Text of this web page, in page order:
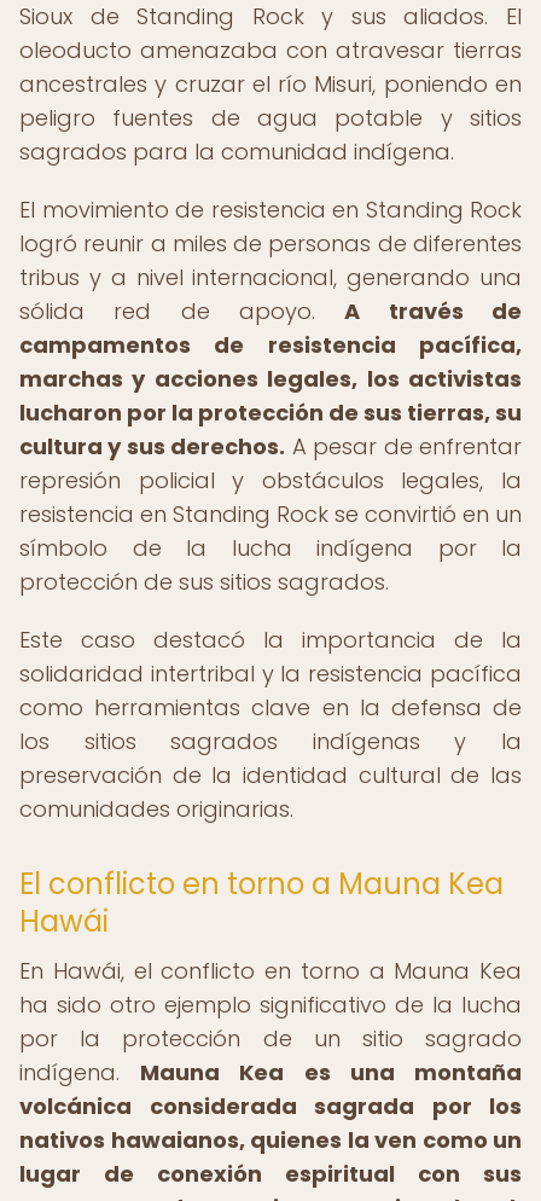
Sioux de Standing Rock y sus aliados. El
oleoducto amenazaba con atravesar tierras
ancestrales y cruzar el río Misuri, poniendo en
peligro fuentes de agua potable y sitios
sagrados para la comunidad indígena.
El movimiento de resistencia en Standing Rock
logró reunir a miles de personas de diferentes
tribus y a nivel internacional, generando una
sólida red de apoyo.A través de
campamentos de resistencia pacífica,
marchas y acciones legales, los activistas
lucharon por la protección de sus tierras, su
cultura y sus derechos. A pesar de enfrentar
represión policial y obstáculos legales, la
resistencia en Standing Rock se convirtió en un
símbolo de la lucha indígena por la
protección de sus sitios sagrados.
Este caso destacó la importancia de la
solidaridad intertribal y la resistencia pacífica
como herramientas clave en la defensa de
los sitios sagrados indígenas y la
preservación de la identidad cultural de las
comunidades originarias.
El conflicto en torno a Mauna Kea
Hawái
En Hawái, el conflicto en torno a Mauna Kea
ha sido otro ejemplo significativo de la lucha
por la protección de un sitio sagrado
indígena. Mauna Kea es una montaña
volcánica considerada sagrada por los
nativos hawaianos, quienes la ven como un
lugar de conexión espiritual con sus